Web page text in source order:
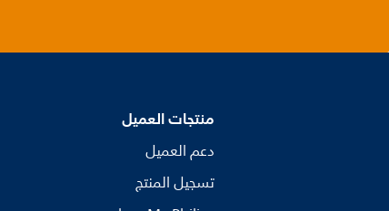
منتجات العميل
دعم العميل
تسجيل المنتج